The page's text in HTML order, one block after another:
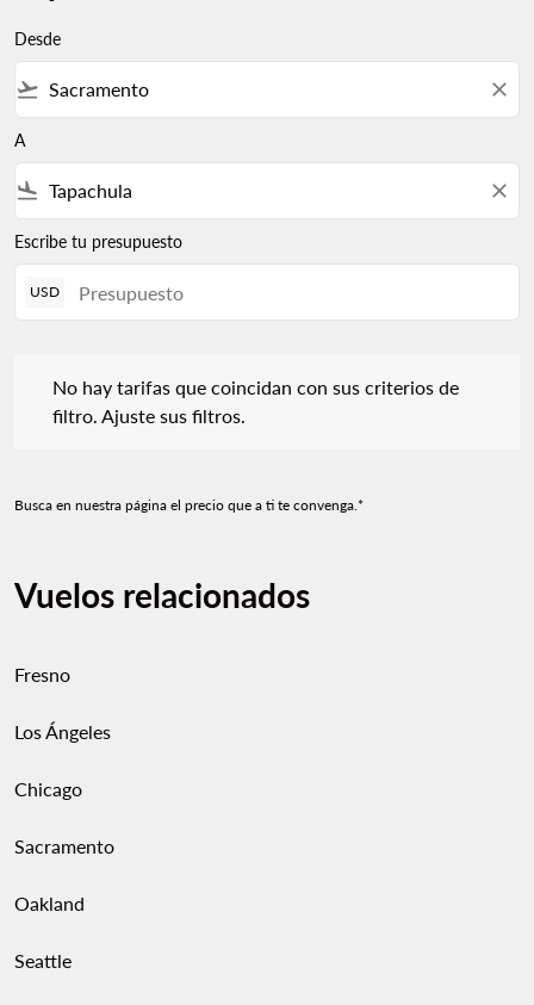
Desde
flight_takeoff close
A
flight_land close
Escribe tu presupuesto
USD
No hay tarifas que coincidan con sus criterios de
filtro. Ajuste sus filtros.
Busca en nuestra página el precio que a ti te convenga.*
Vuelos relacionados
Fresno
Los Ángeles
Chicago
Sacramento
Oakland
Seattle